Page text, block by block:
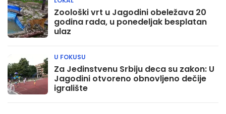
Zoološki vrt u Jagodini obeležava 20
godina rada, u ponedeljak besplatan
ulaz
Za Jedinstvenu Srbiju deca su zakon: U
Jagodini otvoreno obnovljeno dečije
igralište
U FOKUSU